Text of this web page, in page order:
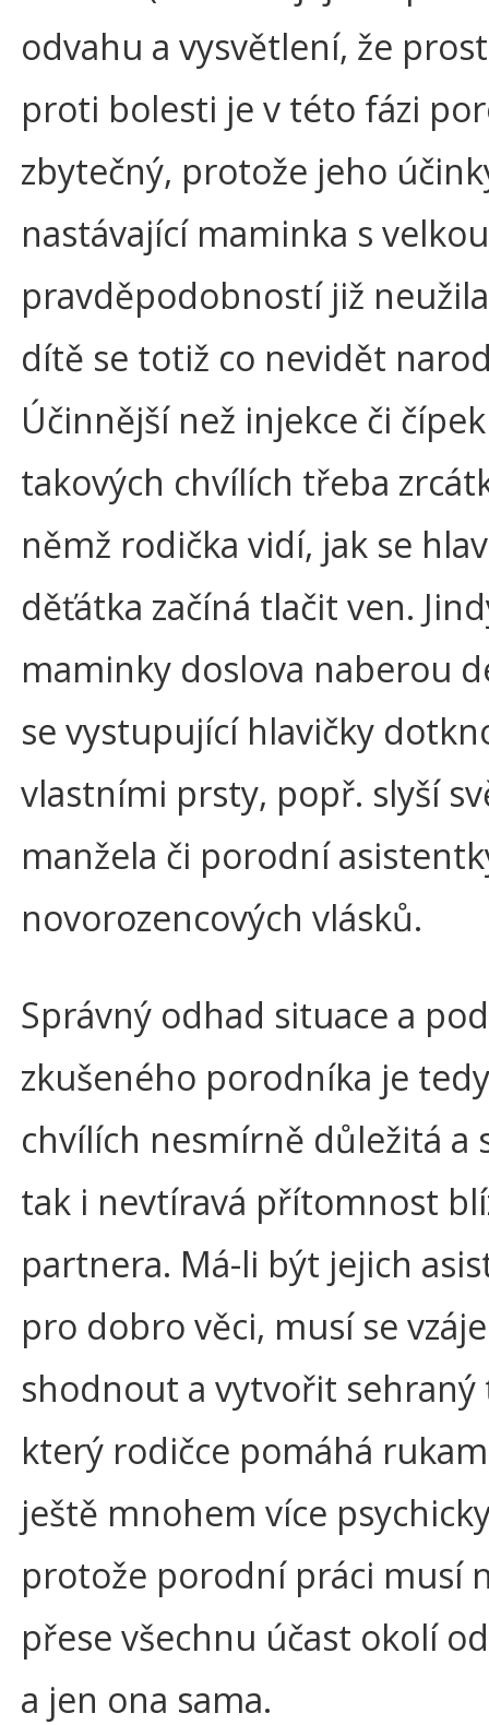
odvahu a vysvětlení, že
proti bolesti je v této fázi
zbytečný, protože jeho
nastávající maminka s velkou
pravděpodobností již
dítě se totiž co nevidět
Účinnější než injekce či
takových chvílích třeba
němž rodička vidí, jak se
děťátka začíná tlačit ven.
maminky doslova naberou
se vystupující hlavičky
vlastními prsty, popř. slyší
manžela či porodní
novorozencových vlásků.
Správný odhad situace a
zkušeného porodníka je
chvílích nesmírně důležitá a
tak i nevtíravá přítomnost
partnera. Má-li být jejich
pro dobro věci, musí se
shodnout a vytvořit sehraný
který rodičce pomáhá
ještě mnohem více
protože porodní práci musí
přese všechnu účast okolí
a jen ona sama.